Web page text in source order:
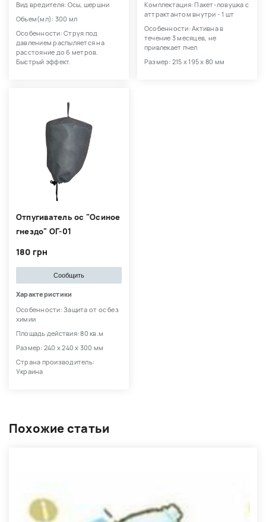
Вид вредителя: Осы, шершни
Объем(мл): 300 мл
Особенности: Струя под
давлением распыляется на
расстояние до 6 метров.
Быстрый эффект.
Комплектация: Пакет-ловушка с
аттрактантом внутри - 1 шт
Особенности: Активна в
течение 3 месяцев, не
привлекает пчел
Размер: 215 х 195 х 80 мм
Отпугиватель ос "Осиное
гнездо" ОГ-01
180 грн
Сообщить
Характеристики
Особенности: Защита от ос без
химии
Площадь действия: 80 кв.м
Размер: 240 х 240 х 300 мм
Страна производитель:
Украина
Похожие статьи